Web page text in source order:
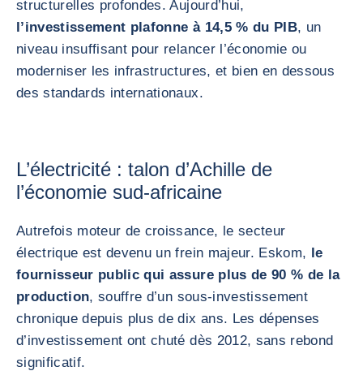
structurelles profondes. Aujourd’hui,
l’investissement plafonne à 14,5 % du PIB, un
niveau insuffisant pour relancer l’économie ou
moderniser les infrastructures, et bien en dessous
des standards internationaux.
L’électricité : talon d’Achille de
l’économie sud-africaine
Autrefois moteur de croissance, le secteur
électrique est devenu un frein majeur. Eskom, le
fournisseur public qui assure plus de 90 % de la
production, souffre d’un sous-investissement
chronique depuis plus de dix ans. Les dépenses
d’investissement ont chuté dès 2012, sans rebond
significatif.